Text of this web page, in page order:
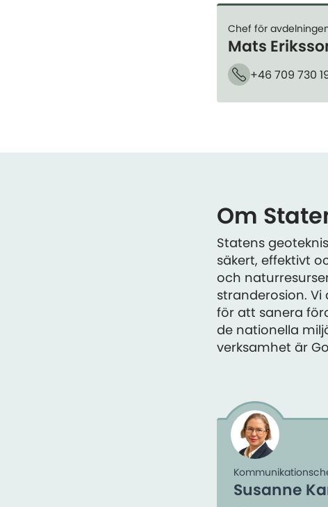
Chef för
Mats
Telefon
+46 709 730
Om
Statens
säkert, effektivt
och
stranderosion.
för att sanera
de nationella
verksamhet är
Susanne